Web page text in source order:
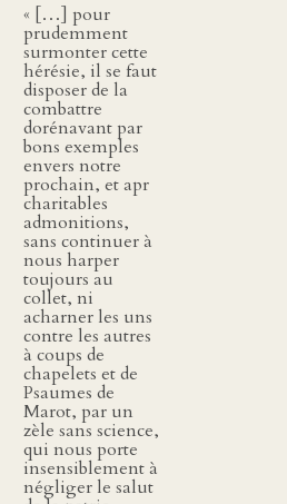
« […] pour
prudemment
surmonter cette
hérésie, il se faut
disposer de la
combattre
dorénavant par
bons exemples
envers notre
prochain, et apr
charitables
admonitions,
sans continuer à
nous harper
toujours au
collet, ni
acharner les uns
contre les autres
à coups de
chapelets et de
Psaumes de
Marot, par un
zèle sans science,
qui nous porte
insensiblement à
négliger le salut